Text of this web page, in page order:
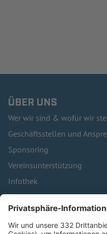
ÜBER UNS
Wer wir sind & wofür wir
Geschäftsstellen und
Sponsoring
Vereinsunterstützung
Infothek
Kontakt
HÄUFIG BESUCHTE